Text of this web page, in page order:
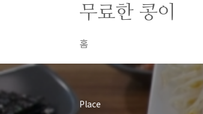
무료한 콩이
홈
Place